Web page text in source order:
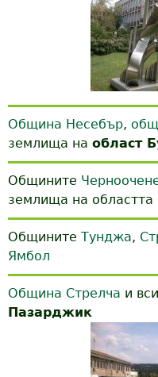
Община Несебър,
землища на област
Общините
землища на областта
Общините Тунджа,
Ямбол
Община Стрелча и
Пазарджик